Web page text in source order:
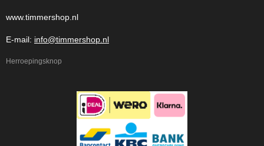
www.timmershop.nl
E-mail: info@timmershop.nl
Herroepingsknop